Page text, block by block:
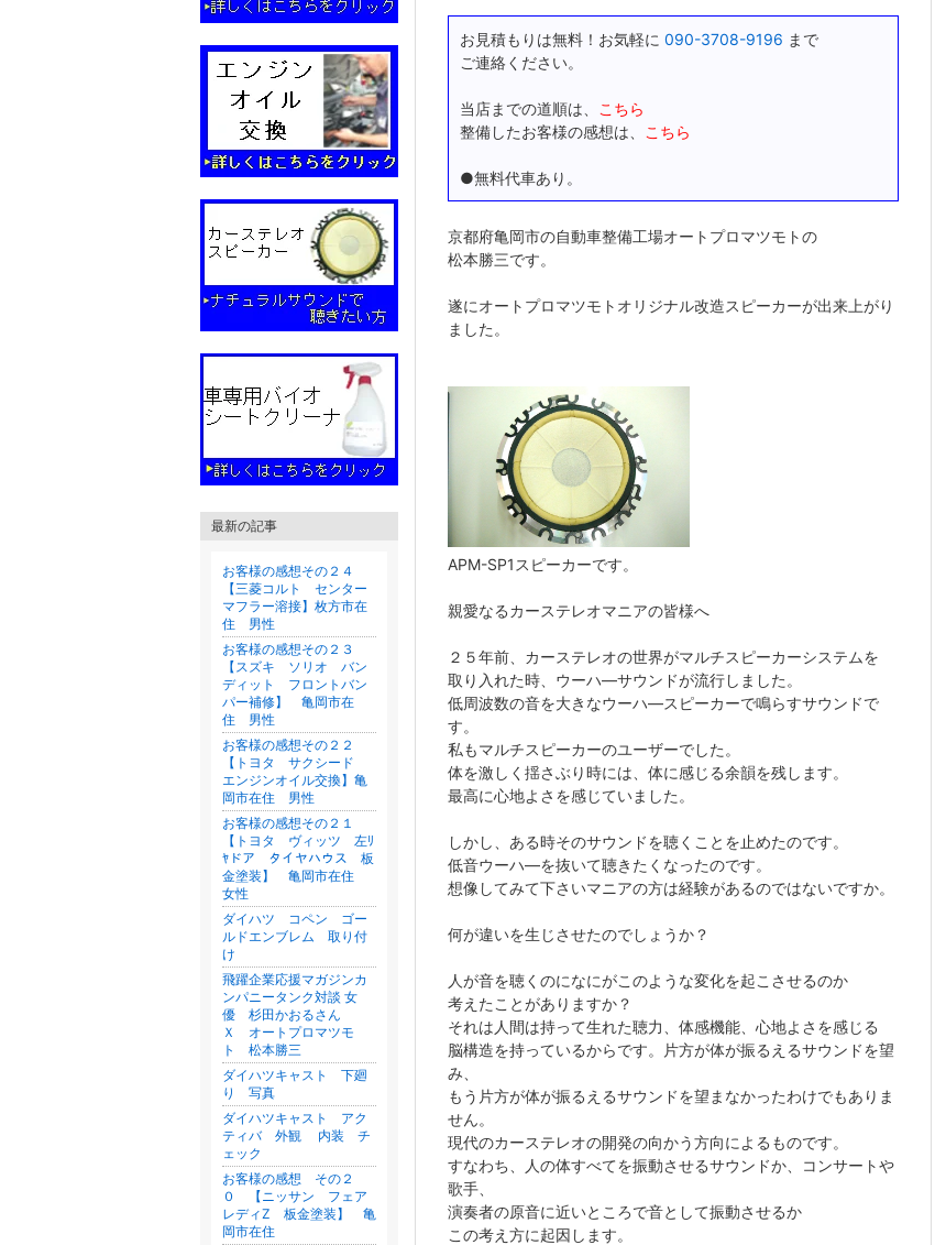
お見積もりは無料！お気軽に 090-3708-9196 まで
ご連絡ください。
当店までの道順は、
こちら
整備したお客様の感想は、
こちら
●無料代車あり。
京都府亀岡市の自動車整備工場オートプロマツモトの
松本勝三です。
遂にオートプロマツモトオリジナル改造スピーカーが出来上がり
ました。
APM-SP1スピーカーです。
親愛なるカーステレオマニアの皆様へ
２５年前、カーステレオの世界がマルチスピーカーシステムを
取り入れた時、ウーハ―サウンドが流行しました。
低周波数の音を大きなウーハ―スピーカーで鳴らすサウンドで
す。
私もマルチスピーカーのユーザーでした。
体を激しく揺さぶり時には、体に感じる余韻を残します。
最高に心地よさを感じていました。
しかし、ある時そのサウンドを聴くことを止めたのです。
低音ウーハ―を抜いて聴きたくなったのです。
想像してみて下さいマニアの方は経験があるのではないですか。
何が違いを生じさせたのでしょうか？
人が音を聴くのになにがこのような変化を起こさせるのか
考えたことがありますか？
それは人間は持って生れた聴力、体感機能、心地よさを感じる
脳構造を持っているからです。片方が体が振るえるサウンドを望
み、
もう片方が体が振るえるサウンドを望まなかったわけでもありま
せん。
現代のカーステレオの開発の向かう方向によるものです。
すなわち、人の体すべてを振動させるサウンドか、コンサートや
歌手、
演奏者の原音に近いところで音として振動させるか
この考え方に起因します。
最新の記事
お客様の感想その２４
【三菱コルト センター
マフラー溶接】枚方市在
住 男性
お客様の感想その２３
【スズキ ソリオ バン
ディット フロントバン
パー補修】 亀岡市在
住 男性
お客様の感想その２２
【トヨタ サクシード
エンジンオイル交換】亀
岡市在住 男性
お客様の感想その２１
【トヨタ ヴィッツ 左ﾘ
ﾔドア タイヤハウス 板
金塗装】 亀岡市在住
女性
ダイハツ コペン ゴー
ルドエンブレム 取り付
け
飛躍企業応援マガジンカ
ンパニータンク対談 女
優 杉田かおるさん
Ｘ オートプロマツモ
ト 松本勝三
ダイハツキャスト 下廻
り 写真
ダイハツキャスト アク
ティバ 外観 内装 チ
ェック
お客様の感想 その２
０ 【ニッサン フェア
レディZ 板金塗装】 亀
岡市在住